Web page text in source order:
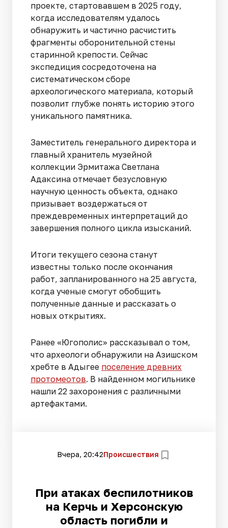
проекте, стартовавшем в 2025 году,
когда исследователям удалось
обнаружить и частично расчистить
фрагменты оборонительной стены
старинной крепости. Сейчас
экспедиция сосредоточена на
систематическом сборе
археологического материала, который
позволит глубже понять историю этого
уникального памятника.
Заместитель генерального директора и
главный хранитель музейной
коллекции Эрмитажа Светлана
Адаксина отмечает безусловную
научную ценность объекта, однако
призывает воздержаться от
преждевременных интерпретаций до
завершения полного цикла изысканий.
Итоги текущего сезона станут
известны только после окончания
работ, запланированного на 25 августа,
когда ученые смогут обобщить
полученные данные и рассказать о
новых открытиях.
Ранее «Югополис» рассказывал о том,
что археологи обнаружили на Азишском
хребте в Адыгее поселение древних
протомеотов. В найденном могильнике
нашли 22 захоронения с различными
артефактами.
Вчера, 20:42Происшествия
При атаках беспилотников
на Керчь и Херсонскую
область погибли и